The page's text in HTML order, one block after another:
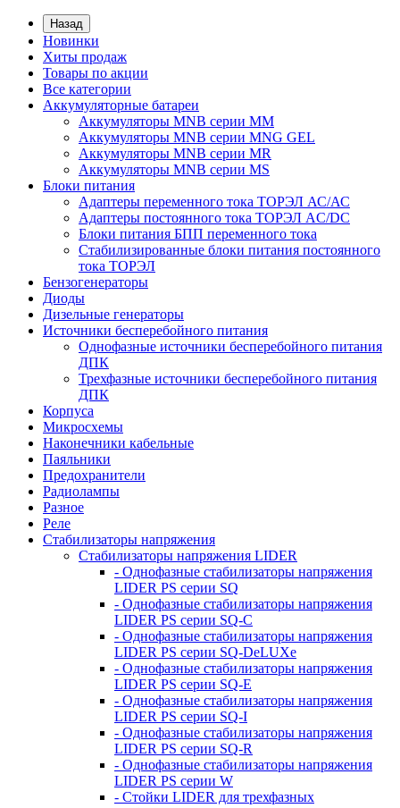
Назад
Новинки
Хиты продаж
Товары по акции
Все категории
Аккумуляторные батареи
Аккумуляторы MNB серии MM
Аккумуляторы MNB серии MNG GEL
Аккумуляторы MNB серии MR
Аккумуляторы MNB серии MS
Блоки питания
Адаптеры переменного тока ТОРЭЛ АС/АС
Адаптеры постоянного тока ТОРЭЛ AC/DC
Блоки питания БПП переменного тока
Стабилизированные блоки питания постоянного
тока ТОРЭЛ
Бензогенераторы
Диоды
Дизельные генераторы
Источники бесперебойного питания
Однофазные источники бесперебойного питания
ДПК
Трехфазные источники бесперебойного питания
ДПК
Корпуса
Микросхемы
Наконечники кабельные
Паяльники
Предохранители
Радиолампы
Разное
Реле
Стабилизаторы напряжения
Стабилизаторы напряжения LIDER
- Однофазные стабилизаторы напряжения
LIDER PS серии SQ
- Однофазные стабилизаторы напряжения
LIDER PS серии SQ-C
- Однофазные стабилизаторы напряжения
LIDER PS серии SQ-DeLUXe
- Однофазные стабилизаторы напряжения
LIDER PS серии SQ-E
- Однофазные стабилизаторы напряжения
LIDER PS серии SQ-I
- Однофазные стабилизаторы напряжения
LIDER PS серии SQ-R
- Однофазные стабилизаторы напряжения
LIDER PS серии W
- Стойки LIDER для трехфазных